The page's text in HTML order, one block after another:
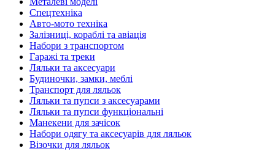
Спецтехніка
Авто-мото техніка
Залізниці, кораблі та авіація
Набори з транспортом
Гаражі та треки
Ляльки та аксесуари
Будиночки, замки, меблі
Транспорт для ляльок
Ляльки та пупси з аксесуарами
Ляльки та пупси функціональні
Манекени для зачісок
Набори одягу та аксесуарів для ляльок
Візочки для ляльок